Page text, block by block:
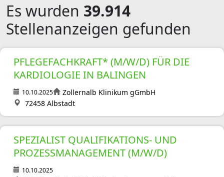
Es wurden 39.914
Stellenanzeigen gefunden
PFLEGEFACHKRAFT* (M/W/D) FÜR DIE
KARDIOLOGIE IN BALINGEN
10.10.2025
Zollernalb Klinikum gGmbH
72458 Albstadt
SPEZIALIST QUALIFIKATIONS- UND
PROZESSMANAGEMENT (M/W/D)
10.10.2025